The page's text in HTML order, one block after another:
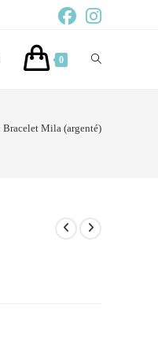
0
Bracelet Mila (argenté)